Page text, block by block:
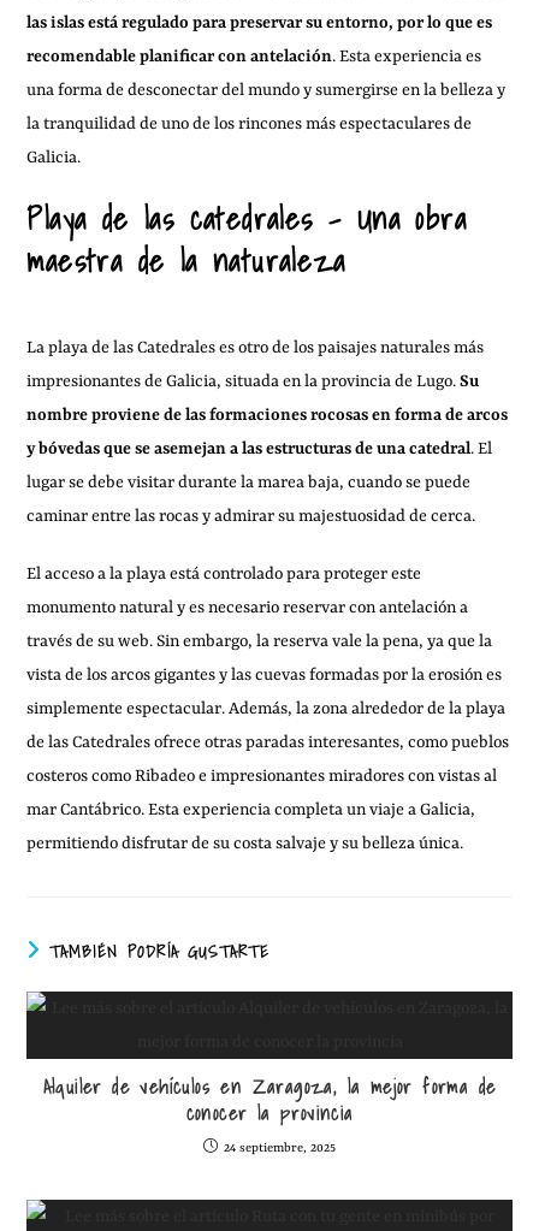
las islas está regulado para preservar su entorno, por lo que es
recomendable planificar con antelación. Esta experiencia es
una forma de desconectar del mundo y sumergirse en la belleza y
la tranquilidad de uno de los rincones más espectaculares de
Galicia.
Playa de las catedrales – Una obra
maestra de la naturaleza
La playa de las Catedrales es otro de los paisajes naturales más
impresionantes de Galicia, situada en la provincia de Lugo.Su
nombre proviene de las formaciones rocosas en forma de arcos
y bóvedas que se asemejan a las estructuras de una catedral. El
lugar se debe visitar durante la marea baja, cuando se puede
caminar entre las rocas y admirar su majestuosidad de cerca.
El acceso a la playa está controlado para proteger este
monumento natural y es necesario reservar con antelación a
través de su web. Sin embargo, la reserva vale la pena, ya que la
vista de los arcos gigantes y las cuevas formadas por la erosión es
simplemente espectacular. Además, la zona alrededor de la playa
de las Catedrales ofrece otras paradas interesantes, como pueblos
costeros como Ribadeo e impresionantes miradores con vistas al
mar Cantábrico. Esta experiencia completa un viaje a Galicia,
permitiendo disfrutar de su costa salvaje y su belleza única.
TAMBIÉN PODRÍA GUSTARTE
Alquiler de vehículos en Zaragoza, la mejor forma de
conocer la provincia
24 septiembre, 2025